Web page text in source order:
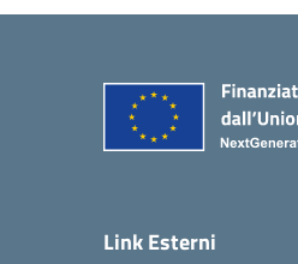
Link Esterni